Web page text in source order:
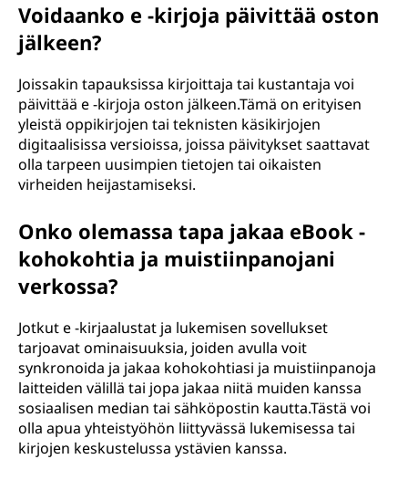
Voidaanko e -kirjoja päivittää oston
jälkeen?
Joissakin tapauksissa kirjoittaja tai kustantaja voi
päivittää e -kirjoja oston jälkeen.Tämä on erityisen
yleistä oppikirjojen tai teknisten käsikirjojen
digitaalisissa versioissa, joissa päivitykset saattavat
olla tarpeen uusimpien tietojen tai oikaisten
virheiden heijastamiseksi.
Onko olemassa tapa jakaa eBook -
kohokohtia ja muistiinpanojani
verkossa?
Jotkut e -kirjaalustat ja lukemisen sovellukset
tarjoavat ominaisuuksia, joiden avulla voit
synkronoida ja jakaa kohokohtiasi ja muistiinpanoja
laitteiden välillä tai jopa jakaa niitä muiden kanssa
sosiaalisen median tai sähköpostin kautta.Tästä voi
olla apua yhteistyöhön liittyvässä lukemisessa tai
kirjojen keskustelussa ystävien kanssa.